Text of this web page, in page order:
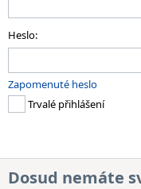
Heslo:
Zapomenuté heslo
Trvalé přihlášení
Dosud nemáte